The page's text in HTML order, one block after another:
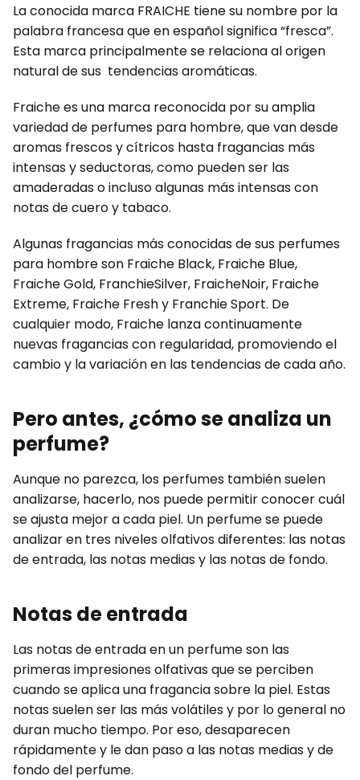
La conocida marca FRAICHE tiene su nombre por la
palabra francesa que en español significa “fresca”.
Esta marca principalmente se relaciona al origen
natural de sus tendencias aromáticas.
Fraiche es una marca reconocida por su amplia
variedad de perfumes para hombre, que van desde
aromas frescos y cítricos hasta fragancias más
intensas y seductoras, como pueden ser las
amaderadas o incluso algunas más intensas con
notas de cuero y tabaco.
Algunas fragancias más conocidas de sus perfumes
para hombre son Fraiche Black, Fraiche Blue,
Fraiche Gold, FranchieSilver, FraicheNoir, Fraiche
Extreme, Fraiche Fresh y Franchie Sport. De
cualquier modo, Fraiche lanza continuamente
nuevas fragancias con regularidad, promoviendo el
cambio y la variación en las tendencias de cada año.
Pero antes, ¿cómo se analiza un
perfume?
Aunque no parezca, los perfumes también suelen
analizarse, hacerlo, nos puede permitir conocer cuál
se ajusta mejor a cada piel. Un perfume se puede
analizar en tres niveles olfativos diferentes: las notas
de entrada, las notas medias y las notas de fondo.
Notas de entrada
Las notas de entrada en un perfume son las
primeras impresiones olfativas que se perciben
cuando se aplica una fragancia sobre la piel. Estas
notas suelen ser las más volátiles y por lo general no
duran mucho tiempo. Por eso, desaparecen
rápidamente y le dan paso a las notas medias y de
fondo del perfume.